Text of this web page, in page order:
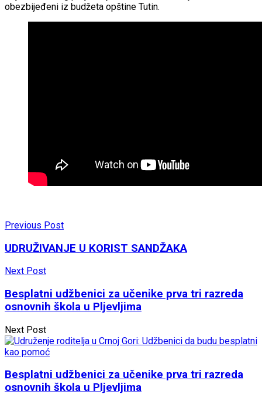
obezbijeđeni iz budžeta opštine Tutin.
Previous Post
UDRUŽIVANJE U KORIST SANDŽAKA
Next Post
Besplatni udžbenici za učenike prva tri razreda
osnovnih škola u Pljevljima
Next Post
Besplatni udžbenici za učenike prva tri razreda
osnovnih škola u Pljevljima